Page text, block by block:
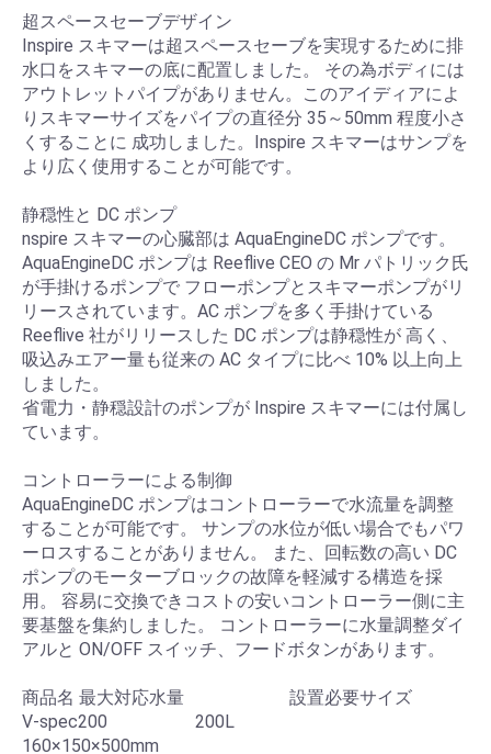
超スペースセーブデザイン
Inspire スキマーは超スペースセーブを実現するために排
水口をスキマーの底に配置しました。 その為ボディには
アウトレットパイプがありません。このアイディアによ
りスキマーサイズをパイプの直径分 35～50mm 程度小さ
くすることに 成功しました。Inspire スキマーはサンプを
より広く使用することが可能です。
静穏性と DC ポンプ
nspire スキマーの心臓部は AquaEngineDC ポンプです。
AquaEngineDC ポンプは Reeflive CEO の Mr パトリック氏
が手掛けるポンプで フローポンプとスキマーポンプがリ
リースされています。AC ポンプを多く手掛けている
Reeflive 社がリリースした DC ポンプは静穏性が 高く、
吸込みエアー量も従来の AC タイプに比べ 10% 以上向上
しました。
省電力・静穏設計のポンプが Inspire スキマーには付属し
ています。
コントローラーによる制御
AquaEngineDC ポンプはコントローラーで水流量を調整
することが可能です。 サンプの水位が低い場合でもパワ
ーロスすることがありません。 また、回転数の高い DC
ポンプのモーターブロックの故障を軽減する構造を採
用。 容易に交換できコストの安いコントローラー側に主
要基盤を集約しました。 コントローラーに水量調整ダイ
アルと ON/OFF スイッチ、フードボタンがあります。
商品名 最大対応水量 設置必要サイズ
V-spec200 200L
160×150×500mm